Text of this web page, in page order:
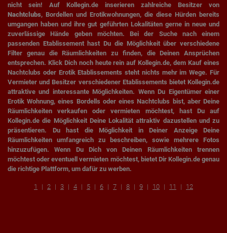
nicht sein! Auf Kollegin.de inserieren zahlreiche Besitzer von
Nachtclubs, Bordellen und Erotikwohnungen, die diese Hürden bereits
umgangen haben und ihre gut geführten Lokalitäten gerne in neue und
zuverlässige Hände geben möchten. Bei der Suche nach einem
passenden Etablissement hast Du die Möglichkeit über verschiedene
Filter genau die Räumlichkeiten zu finden, die Deinen Ansprüchen
entsprechen. Klick Dich noch heute rein auf Kollegin.de, dem Kauf eines
Nachtclubs oder Erotik Etablissements steht nichts mehr im Wege. Für
Vermieter und Besitzer verschiedener Etablissements bietet Kollegin.de
attraktive und interessante Möglichkeiten. Wenn Du Eigentümer einer
Erotik Wohnung, eines Bordells oder eines Nachtclubs bist, aber Deine
Räumlichkeiten verkaufen oder vermieten möchtest, hast Du auf
Kollegin.de die Möglichkeit Deine Lokalität attraktiv dazustellen und zu
präsentieren. Du hast die Möglichkeit in Deiner Anzeige Deine
Räumlichkeiten umfangreich zu beschreiben, sowie mehrere Fotos
hinzuzufügen. Wenn Du Dich von Deinen Räumlichkeiten trennen
möchtest oder eventuell vermieten möchtest, bietet Dir Kollegin.de genau
die richtige Plattform, um dafür zu werben.
1 2 3 4 5 6 7 8 9 10 11 12